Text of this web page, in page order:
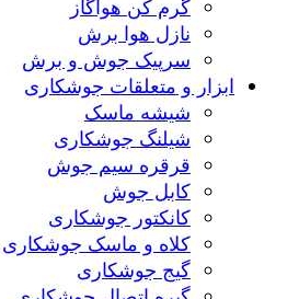
گرم کن هواگاز
نازل هوا برش
سرپیک جوش و برش
ابزار و متعلقات جوشکاری
شیشه ماسک
شیلنگ جوشکاری
قرقره سیم جوش
کابل جوش
کانکتور جوشکاری
کلاه و ماسک جوشکاری
گیج جوشکاری